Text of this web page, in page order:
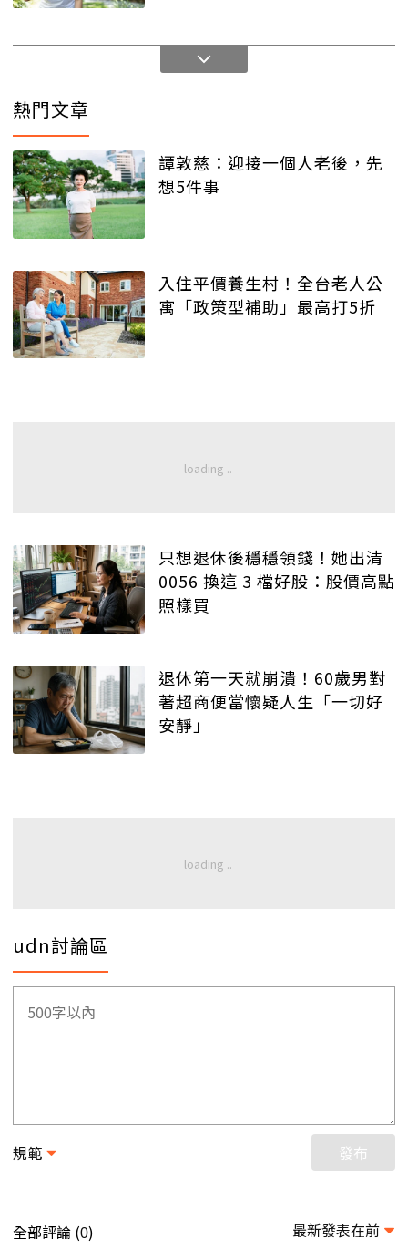
熱門文章
譚敦慈：迎接一個人老後，先
想5件事
入住平價養生村！全台老人公
寓「政策型補助」最高打5折
只想退休後穩穩領錢！她出清
0056 換這 3 檔好股：股價高點
照樣買
退休第一天就崩潰！60歲男對
著超商便當懷疑人生「一切好
安靜」
udn討論區
規範 發布
全部評論 (0) 最新發表在前